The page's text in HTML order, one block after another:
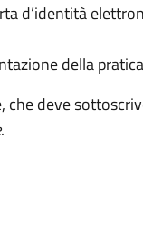
d’identità
della
che deve
.